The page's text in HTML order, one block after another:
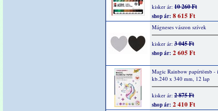
kisker ár: 10 260 Ft
shop ár: 8 615 Ft
Mágneses vászon szívek
kisker ár: 3 045 Ft
shop ár: 2 605 Ft
Magic Rainbow papírtömb -
kb.240 x 340 mm, 12 lap
kisker ár: 2 875 Ft
shop ár: 2 410 Ft